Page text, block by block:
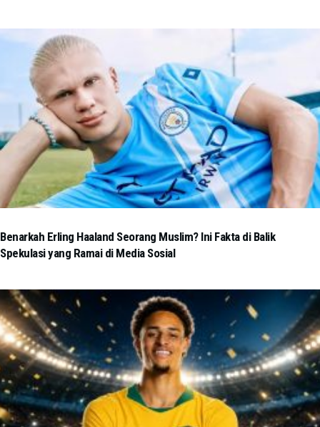
Benarkah Erling Haaland Seorang Muslim? Ini Fakta di Balik
Spekulasi yang Ramai di Media Sosial